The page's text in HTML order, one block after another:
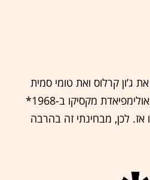
את ג’ון קרלוס ואת טומי סמית
בהצדעת "הכוח השחור" באולימפיאדת מקסיקו ב-1968*
לכן, מבחינתי זה בהרבה